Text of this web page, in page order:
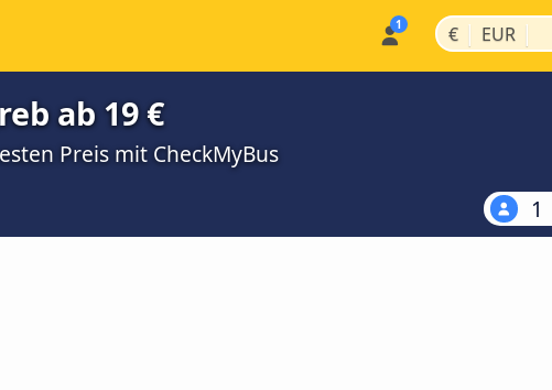
€ | EUR |
ab 19 €
Preis mit CheckMyBus
1